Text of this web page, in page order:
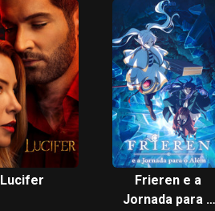
Lucifer
Frieren e a
Jornada para o